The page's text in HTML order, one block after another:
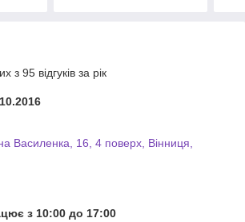
з 95 відгуків за рік
Василенка, 16, 4 поверх, Вінниця,
з 10:00 до 17:00